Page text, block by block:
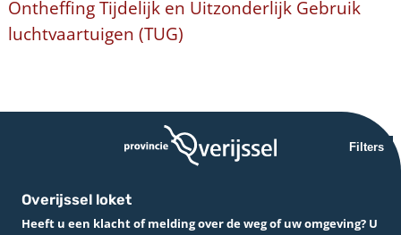
Ontheffing Tijdelijk en Uitzonderlijk Gebruik
luchtvaartuigen (TUG)
Filters
Overijssel loket
Heeft u een klacht of melding over de weg of uw omgeving? U